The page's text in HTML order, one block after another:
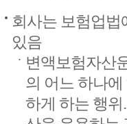
회사는 보험업법
있음
변액보험자산
의 어느 하나
하게 하는 행